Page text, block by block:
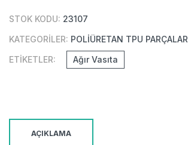
STOK KODU: 23107
KATEGORILER: POLIÜRETAN TPU PARÇALAR
ETIKETLER:
Ağır Vasıta
AÇIKLAMA